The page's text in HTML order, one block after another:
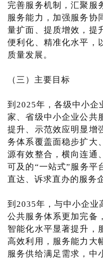
完善服务机制，汇聚服
服务能力，加强服务协
量扩面、提质增效，提
便利化、精准化水平，
质量发展。
（三）主要目标
到2025年，各级中小企
家、省级中小企业公共
提升、示范效应明显增
务体系覆盖面稳步扩大
源有效整合，横向连通
可及的“一站式”服务平
直达、诉求直办的服务
到2035年，与中小企业
公共服务体系更加完备
智能化水平显著提升，
高效利用，服务能力大
服务供给满足需求，中